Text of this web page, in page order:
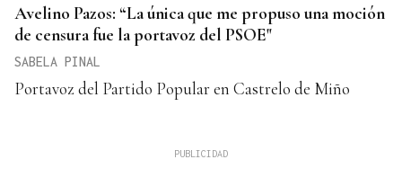
Avelino Pazos: “La única que me propuso una moción
de censura fue la portavoz del PSOE"
SABELA PINAL
Portavoz del Partido Popular en Castrelo de Miño